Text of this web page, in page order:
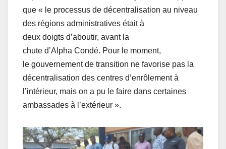
que « le processus de décentralisation au niveau
des régions administratives était à
deux doigts d’aboutir, avant la
chute d’Alpha Condé. Pour le moment,
le gouvernement de transition ne favorise pas la
décentralisation des centres d’enrôlement à
l’intérieur, mais on a pu le faire dans certaines
ambassades à l’extérieur ».